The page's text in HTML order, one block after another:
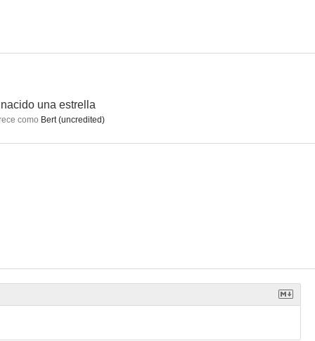
una estrella
como Bert (uncredited)